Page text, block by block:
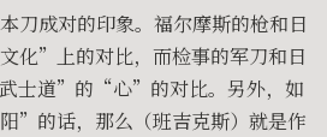
刀成对的印象。福尔摩斯的枪和日
化”上的对比，而检事的军刀和日
士道”的“心”的对比。另外，如
”的话，那么（班吉克斯）就是作